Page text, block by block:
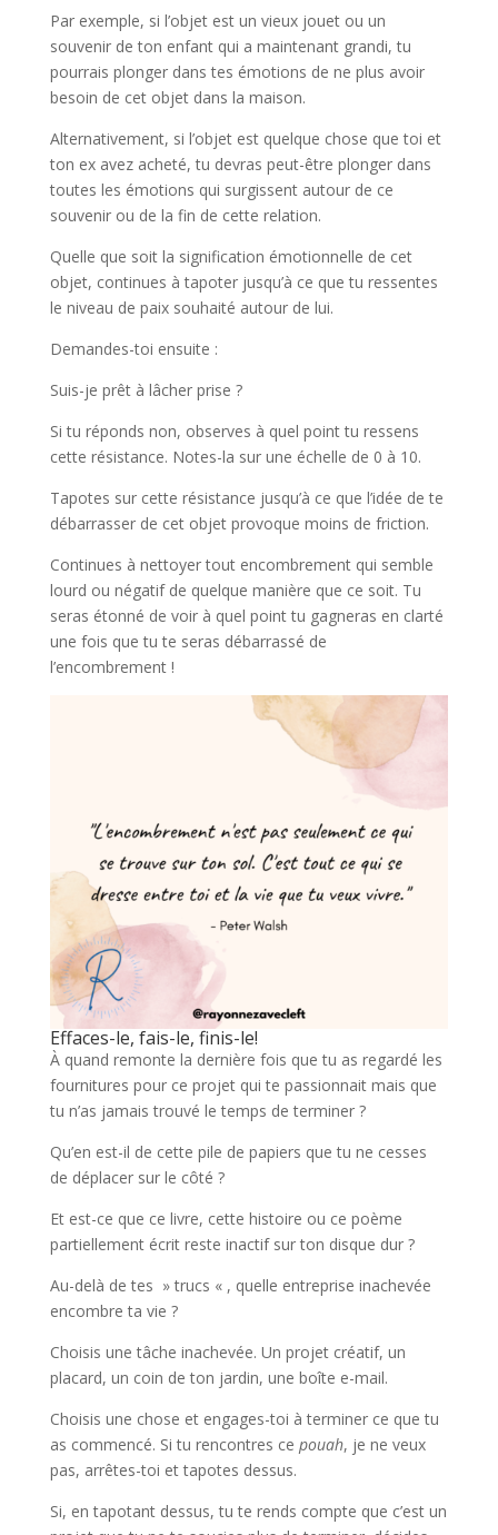
Par exemple, si l’objet est un vieux jouet ou un
souvenir de ton enfant qui a maintenant grandi, tu
pourrais plonger dans tes émotions de ne plus avoir
besoin de cet objet dans la maison.
Alternativement, si l’objet est quelque chose que toi et
ton ex avez acheté, tu devras peut-être plonger dans
toutes les émotions qui surgissent autour de ce
souvenir ou de la fin de cette relation.
Quelle que soit la signification émotionnelle de cet
objet, continues à tapoter jusqu’à ce que tu ressentes
le niveau de paix souhaité autour de lui.
Demandes-toi ensuite :
Suis-je prêt à lâcher prise ?
Si tu réponds non, observes à quel point tu ressens
cette résistance. Notes-la sur une échelle de 0 à 10.
Tapotes sur cette résistance jusqu’à ce que l’idée de te
débarrasser de cet objet provoque moins de friction.
Continues à nettoyer tout encombrement qui semble
lourd ou négatif de quelque manière que ce soit. Tu
seras étonné de voir à quel point tu gagneras en clarté
une fois que tu te seras débarrassé de
l’encombrement !
Effaces-le, fais-le, finis-le!
À quand remonte la dernière fois que tu as regardé les
fournitures pour ce projet qui te passionnait mais que
tu n’as jamais trouvé le temps de terminer ?
Qu’en est-il de cette pile de papiers que tu ne cesses
de déplacer sur le côté ?
Et est-ce que ce livre, cette histoire ou ce poème
partiellement écrit reste inactif sur ton disque dur ?
Au-delà de tes » trucs « , quelle entreprise inachevée
encombre ta vie ?
Choisis une tâche inachevée. Un projet créatif, un
placard, un coin de ton jardin, une boîte e-mail.
Choisis une chose et engages-toi à terminer ce que tu
as commencé. Si tu rencontres ce pouah, je ne veux
pas, arrêtes-toi et tapotes dessus.
Si, en tapotant dessus, tu te rends compte que c’est un